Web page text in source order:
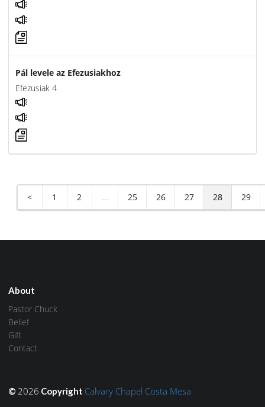
Pál levele az Efezusiakhoz
Efezusiak 4
< 1 2 ... 25 26 27 28 29
About
Pastor Chuck
Belief
Gift
Contact
© 2026 Copyright Calvary Chapel Costa Mesa